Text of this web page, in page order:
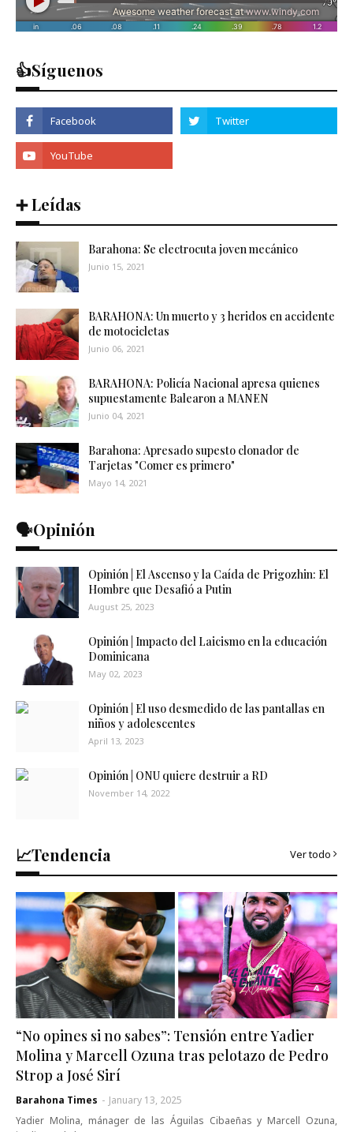
👍Síguenos
➕ Leídas
Barahona: Se electrocuta joven mecánico
Junio 15, 2021
BARAHONA: Un muerto y 3 heridos en accidente
de motocicletas
Junio 06, 2021
BARAHONA: Policía Nacional apresa quienes
supuestamente Balearon a MANEN
Junio 04, 2021
Barahona: Apresado supesto clonador de
Tarjetas "Comer es primero"
Mayo 14, 2021
🗣️Opinión
Opinión | El Ascenso y la Caída de Prigozhin: El
Hombre que Desafió a Putin
August 25, 2023
Opinión | Impacto del Laicismo en la educación
Dominicana
May 02, 2023
Opinión | El uso desmedido de las pantallas en
niños y adolescentes
April 13, 2023
Opinión | ONU quiere destruir a RD
November 14, 2022
📈Tendencia Ver todo
“No opines si no sabes”: Tensión entre Yadier
Molina y Marcell Ozuna tras pelotazo de Pedro
Strop a José Sirí
Barahona Times - January 13, 2025
Yadier Molina, mánager de las Águilas Cibaeñas y Marcell Ozuna,